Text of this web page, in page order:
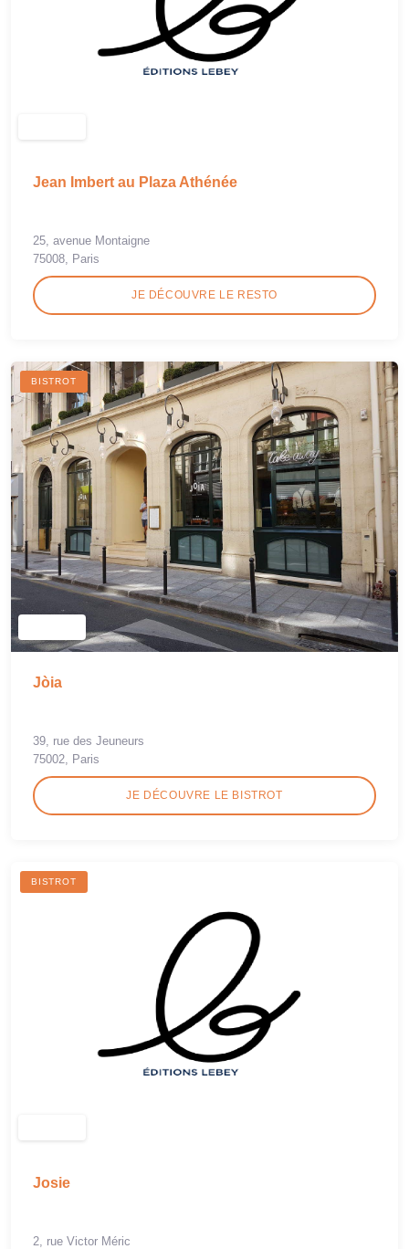
Jean Imbert au Plaza Athénée
25, avenue Montaigne
75008, Paris
JE DÉCOUVRE LE RESTO
BISTROT
Jòia
39, rue des Jeuneurs
75002, Paris
JE DÉCOUVRE LE BISTROT
BISTROT
Josie
2, rue Victor Méric